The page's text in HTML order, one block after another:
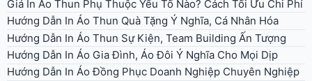
Giá In Áo Thun Phụ Thuộc Yếu Tố Nào? Cách Tối Ưu Chi Phí
Hướng Dẫn In Áo Thun Quà Tặng Ý Nghĩa, Cá Nhân Hóa
Hướng Dẫn In Áo Thun Sự Kiện, Team Building Ấn Tượng
Hướng Dẫn In Áo Gia Đình, Áo Đôi Ý Nghĩa Cho Mọi Dịp
Hướng Dẫn In Áo Đồng Phục Doanh Nghiệp Chuyên Nghiệp